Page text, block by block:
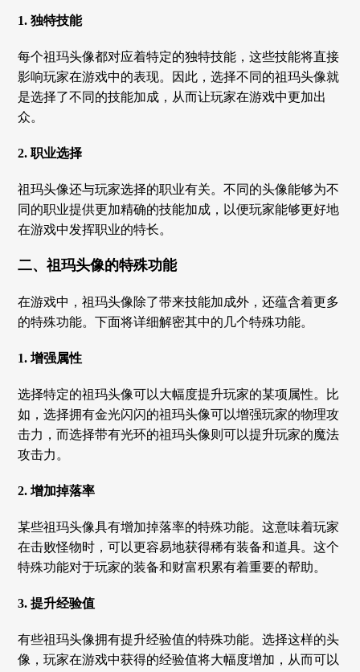
1. 独特技能
每个祖玛头像都对应着特定的独特技能，这些技能将直接
影响玩家在游戏中的表现。因此，选择不同的祖玛头像就
是选择了不同的技能加成，从而让玩家在游戏中更加出
众。
2. 职业选择
祖玛头像还与玩家选择的职业有关。不同的头像能够为不
同的职业提供更加精确的技能加成，以便玩家能够更好地
在游戏中发挥职业的特长。
二、祖玛头像的特殊功能
在游戏中，祖玛头像除了带来技能加成外，还蕴含着更多
的特殊功能。下面将详细解密其中的几个特殊功能。
1. 增强属性
选择特定的祖玛头像可以大幅度提升玩家的某项属性。比
如，选择拥有金光闪闪的祖玛头像可以增强玩家的物理攻
击力，而选择带有光环的祖玛头像则可以提升玩家的魔法
攻击力。
2. 增加掉落率
某些祖玛头像具有增加掉落率的特殊功能。这意味着玩家
在击败怪物时，可以更容易地获得稀有装备和道具。这个
特殊功能对于玩家的装备和财富积累有着重要的帮助。
3. 提升经验值
有些祖玛头像拥有提升经验值的特殊功能。选择这样的头
像，玩家在游戏中获得的经验值将大幅度增加，从而可以